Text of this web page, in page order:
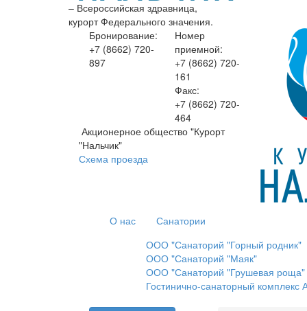
– Всероссийская здравница,
курорт Федерального значения.
Бронирование:
+7 (8662) 720-
897
Номер
приемной:
+7 (8662) 720-
161
Факс:
+7 (8662) 720-
464
Акционерное общество "Курорт
"Нальчик"
Схема проезда
О нас
Санатории
ООО "Санаторий "Горный родник"
ООО "Санаторий "Маяк"
ООО "Санаторий "Грушевая роща"
Гостинично-санаторный комплекс